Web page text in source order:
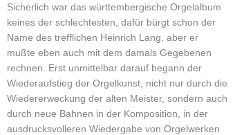
Sicherlich war das württembergische Orgelalbum
keines der schlechtesten, dafür bürgt schon der
Name des trefflichen Heinrich Lang, aber er
mußte eben auch mit dem damals Gegebenen
rechnen. Erst unmittelbar darauf begann der
Wiederaufstieg der Orgelkunst, nicht nur durch die
Wiedererweckung der alten Meister, sondern auch
durch neue Bahnen in der Komposition, in der
ausdrucksvolleren Wiedergabe von Orgelwerken